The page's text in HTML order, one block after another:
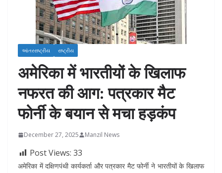
આંતરરાષ્ટ્રીય રાષ્ટ્રીય
अमेरिका में भारतीयों के खिलाफ
नफरत की आग: पत्रकार मैट
फोर्नी के बयान से मचा हड़कंप
December 27, 2025 Manzil News
Post Views: 33
अमेरिका में दक्षिणपंथी कार्यकर्ता और पत्रकार मैट फोर्नी ने भारतीयों के खिलाफ